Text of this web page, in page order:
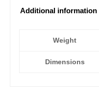
Additional information
Weight
Dimensions